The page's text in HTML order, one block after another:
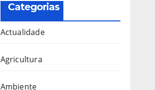
Categorias
Actualidade
Agricultura
Ambiente